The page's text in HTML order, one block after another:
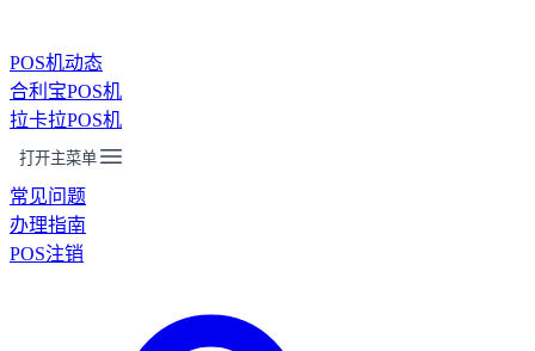
POS机动态
合利宝POS机
拉卡拉POS机
打开主菜单
常见问题
办理指南
POS注销